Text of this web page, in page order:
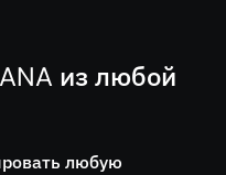
из любой
любую